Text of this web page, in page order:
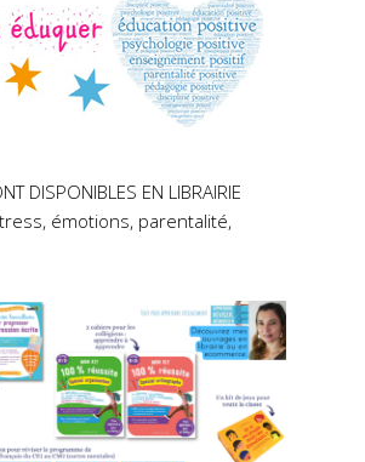
DISPONIBLES EN LIBRAIRIE
émotions, parentalité,